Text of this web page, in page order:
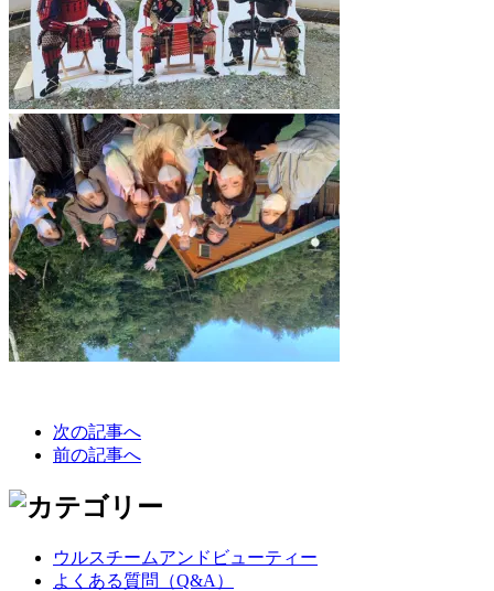
次の記事へ
前の記事へ
ウルスチームアンドビューティー
よくある質問（Q&A）